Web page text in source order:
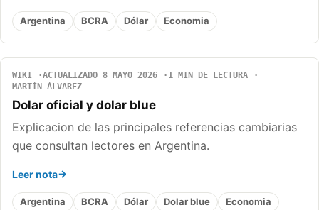
Argentina BCRA Dólar Economia
WIKI ACTUALIZADO 8 MAYO 2026
1 MIN DE LECTURA
MARTÍN ÁLVAREZ
Dolar oficial y dolar blue
Explicacion de las principales referencias cambiarias
que consultan lectores en Argentina.
Leer nota
Argentina BCRA Dólar Dolar blue Economia